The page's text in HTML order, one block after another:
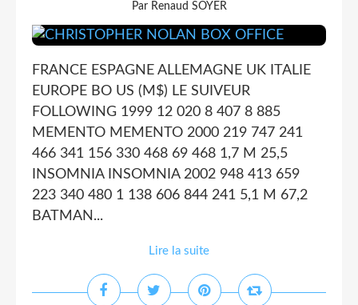
Par Renaud SOYER
FRANCE ESPAGNE ALLEMAGNE UK ITALIE
EUROPE BO US (M$) LE SUIVEUR
FOLLOWING 1999 12 020 8 407 8 885
MEMENTO MEMENTO 2000 219 747 241
466 341 156 330 468 69 468 1,7 M 25,5
INSOMNIA INSOMNIA 2002 948 413 659
223 340 480 1 138 606 844 241 5,1 M 67,2
BATMAN...
Lire la suite